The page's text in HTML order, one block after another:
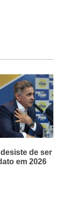
de ser
em 2026